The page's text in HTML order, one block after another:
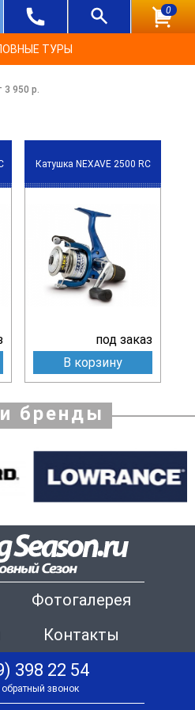
0
ТУРЫ
3 950 р.
Катушка NEXAVE 2500 RC
под заказ
В корзину
бренды
Фотогалерея
Контакты
398 22 54
обратный звонок